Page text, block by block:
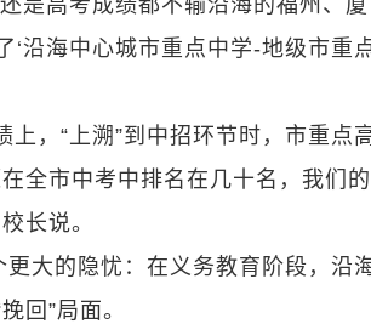
是高考成绩都不输沿海的福州、厦
沿海中心城市重点中学-地级市重
，“上溯”到中招环节时，市重点
全市中考中排名在几十名，我们的
长说。
大的隐忧：在义务教育阶段，沿
回”局面。